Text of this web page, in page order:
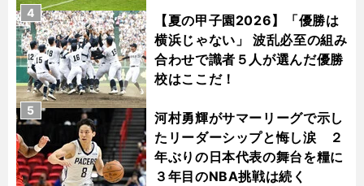
【夏の甲子園2026】「優勝は
横浜じゃない」 波乱必至の組み
合わせで識者５人が選んだ優勝
校はここだ！
4
河村勇輝がサマーリーグで示し
たリーダーシップと悔し涙 ２
年ぶりの日本代表の舞台を糧に
３年目のNBA挑戦は続く
5